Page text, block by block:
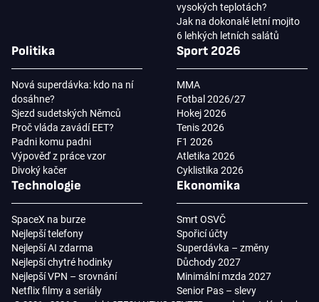
vysokých teplotách?
Jak na dokonalé letní mojito
6 lehkých letních salátů
Politika
Nová superdávka: kdo na ní
dosáhne?
Sjezd sudetských Němců
Proč vláda zavádí EET?
Padni komu padni
Výpověď z práce vzor
Divoký kačer
Sport 2026
MMA
Fotbal 2026/27
Hokej 2026
Tenis 2026
F1 2026
Atletika 2026
Cyklistika 2026
Technologie
SpaceX na burze
Nejlepší telefony
Nejlepší AI zdarma
Nejlepší chytré hodinky
Nejlepší VPN – srovnání
Netflix filmy a seriály
Ekonomika
Smrt OSVČ
Spořicí účty
Superdávka – změny
Důchody 2027
Minimální mzda 2027
Senior Pas – slevy